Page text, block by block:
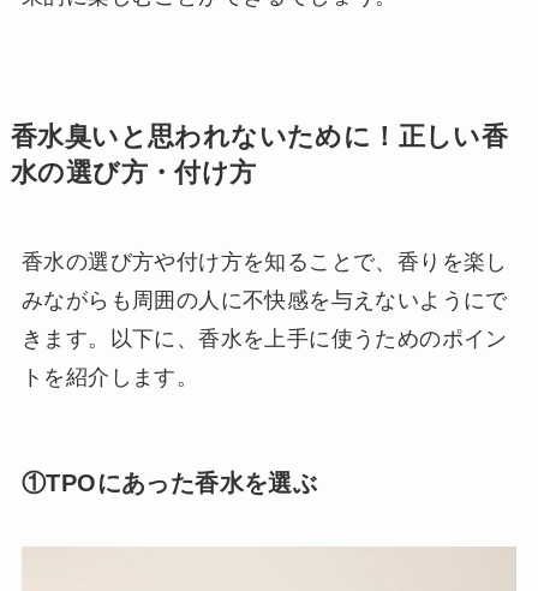
香水臭いと思われないために！正しい香
水の選び方・付け方
香水の選び方や付け方を知ることで、香りを楽し
みながらも周囲の人に不快感を与えないようにで
きます。以下に、香水を上手に使うためのポイン
トを紹介します。
①TPOにあった香水を選ぶ